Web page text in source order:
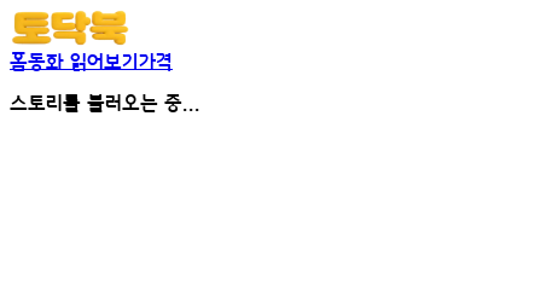
홈동화 읽어보기 가격
스토리를 불러오는 중...